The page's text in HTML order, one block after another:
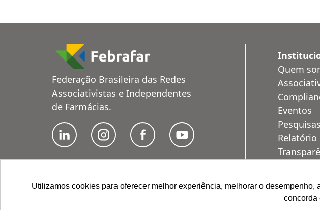
Utilizamos cookies para oferecer melhor experiência, melhorar o
concorda
Federação Brasileira das Redes
Associativistas e Independentes
de Farmácias.
Quem
Eventos
Pesquisas
Relatório
Soluções